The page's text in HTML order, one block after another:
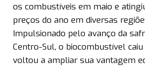
os combustíveis em maio e
preços do ano em diversas
Impulsionado pelo avanço da
Centro-Sul, o biocombustível
voltou a ampliar sua vantagem